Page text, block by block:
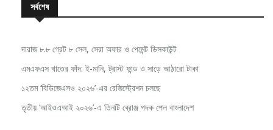
সর্বশেষ
দারাজ ৮.৮ গ্রেট ৮ সেল, সেরা অফার ও পেমেন্ট ডিসকাউন্ট
এমএফএস খাতের ফাঁদ: ই-মানি, ট্রাস্ট ফান্ড ও সাড়ে আঠারো টাকা
১২তম ‘বিডিজেএসও ২০২৬’-এর রেজিস্ট্রেশন চলছে